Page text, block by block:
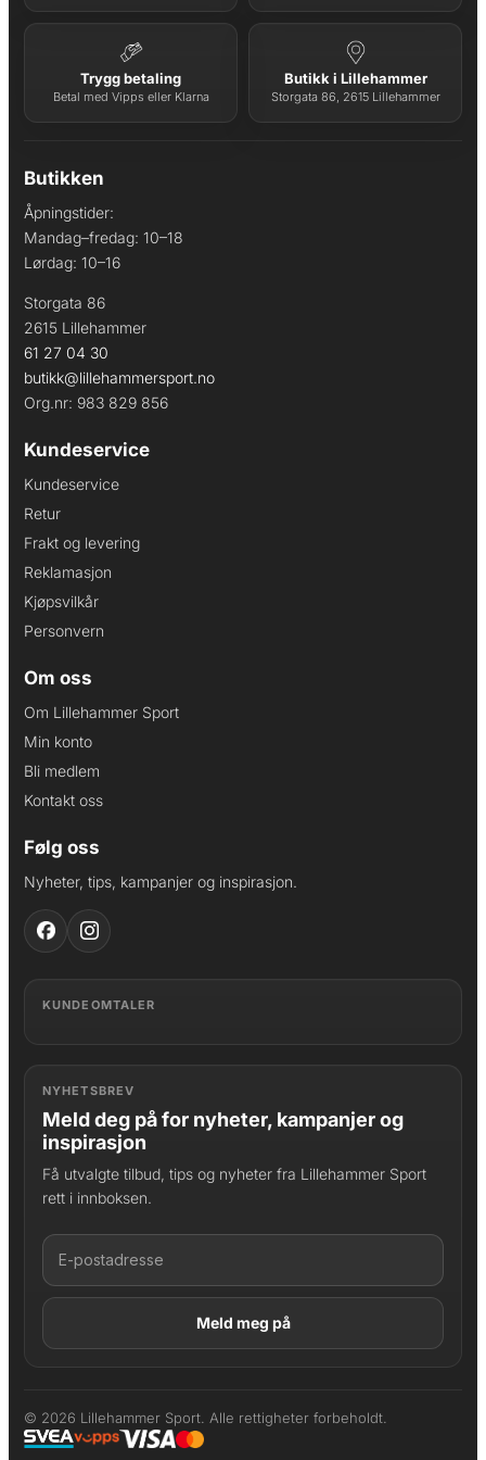
Trygg betaling
Betal med Vipps eller Klarna
Butikk i Lillehammer
Storgata 86, 2615 Lillehammer
Butikken
Åpningstider:
Mandag–fredag: 10–18
Lørdag: 10–16
Storgata 86
2615 Lillehammer
61 27 04 30
butikk@lillehammersport.no
Org.nr: 983 829 856
Kundeservice
Kundeservice
Retur
Frakt og levering
Reklamasjon
Kjøpsvilkår
Personvern
Om oss
Om Lillehammer Sport
Min konto
Bli medlem
Kontakt oss
Følg oss
Nyheter, tips, kampanjer og inspirasjon.
KUNDEOMTALER
NYHETSBREV
Meld deg på for nyheter, kampanjer og
inspirasjon
Få utvalgte tilbud, tips og nyheter fra Lillehammer Sport
rett i innboksen.
© 2026 Lillehammer Sport. Alle rettigheter forbeholdt.
LAGT I HANDLEKURV
Produktet er lagt til